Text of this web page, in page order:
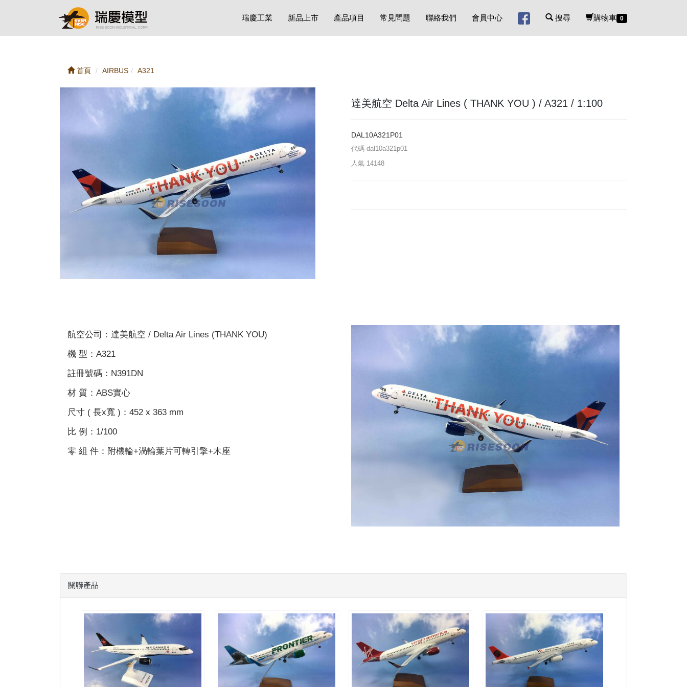
瑞慶工業 新品上市 產品項目 常見問題 聯絡我們 會員中心 搜尋 購物車 0
首頁 AIRBUS A321
達美航空 Delta Air Lines ( THANK YOU ) / A321 / 1:100
DAL10A321P01
代碼 dal10a321p01
人氣 14148
航空公司：達美航空 / Delta Air Lines (THANK YOU)
機 型：A321
註冊號碼：N391DN
材 質：ABS實心
尺寸 ( 長x寬 )：452 x 363 mm
比 例：1/100
零 組 件：附機輪+渦輪葉片可轉引擎+木座
關聯產品
ACA10A223P01 $2300 FFT10A320P02 RED10A320P01 TNA10A321P02 $4000